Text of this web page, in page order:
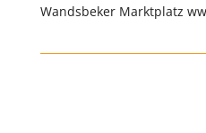
Wandsbeker Marktplatz